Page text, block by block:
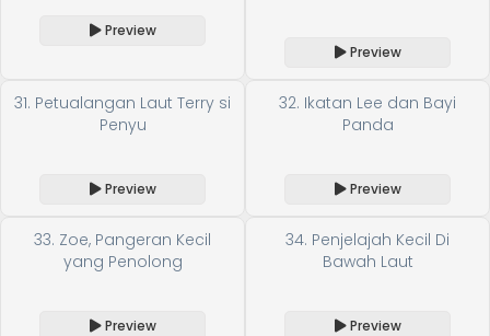
Preview
Preview
31. Petualangan Laut Terry si
Penyu
Preview
32. Ikatan Lee dan Bayi
Panda
Preview
33. Zoe, Pangeran Kecil
yang Penolong
Preview
34. Penjelajah Kecil Di
Bawah Laut
Preview